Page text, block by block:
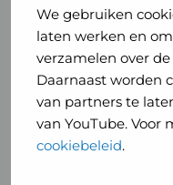
We gebruiken
laten werken en
verzamelen over
Daarnaast worden
van partners te
van YouTube. Voor
cookiebeleid.
of
GGD
GHOR
Nederland
of
GGD
GHOR
GGD Reizen op
GGD Reizen